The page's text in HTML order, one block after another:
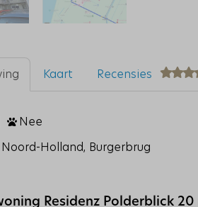
Kaart Recensies
Nee
Holland, Burgerbrug
Residenz Polderblick